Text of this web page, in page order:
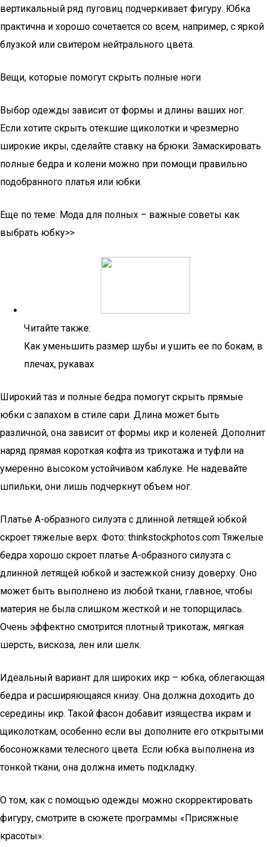
вертикальный ряд пуговиц подчеркивает фигуру. Юбка
практична и хорошо сочетается со всем, например, с яркой
блузкой или свитером нейтрального цвета.
Вещи, которые помогут скрыть полные ноги
Выбор одежды зависит от формы и длины ваших ног.
Если хотите скрыть отекшие щиколотки и чрезмерно
широкие икры, сделайте ставку на брюки. Замаскировать
полные бедра и колени можно при помощи правильно
подобранного платья или юбки.
Еще по теме: Мода для полных – важные советы как
выбрать юбку>>
Читайте также:
Как уменьшить размер шубы и ушить ее по бокам, в
плечах, рукавах
Широкий таз и полные бедра помогут скрыть прямые
юбки с запахом в стиле сари. Длина может быть
различной, она зависит от формы икр и коленей. Дополнит
наряд прямая короткая кофта из трикотажа и туфли на
умеренно высоком устойчивом каблуке. Не надевайте
шпильки, они лишь подчеркнут объем ног.
Платье А-образного силуэта с длинной летящей юбкой
скроет тяжелые верх. Фото: thinkstockphotos.com Тяжелые
бедра хорошо скроет платье А-образного силуэта с
длинной летящей юбкой и застежкой снизу доверху. Оно
может быть выполнено из любой ткани, главное, чтобы
материя не была слишком жесткой и не топорщилась.
Очень эффектно смотрится плотный трикотаж, мягкая
шерсть, вискоза, лен или шелк.
Идеальный вариант для широких икр – юбка, облегающая
бедра и расширяющаяся книзу. Она должна доходить до
середины икр. Такой фасон добавит изящества икрам и
щиколоткам, особенно если вы дополните его открытыми
босоножками телесного цвета. Если юбка выполнена из
тонкой ткани, она должна иметь подкладку.
О том, как с помощью одежды можно скорректировать
фигуру, смотрите в сюжете программы «Присяжные
красоты»: